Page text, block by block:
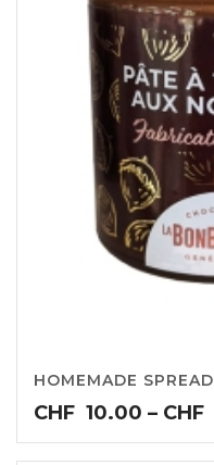
HOMEMADE SPREAD
CHF 10.00 – CHF